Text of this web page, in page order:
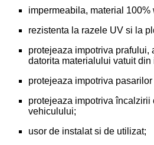
impermeabila, material 100%
rezistenta la razele UV si la
protejeaza impotriva prafului,
datorita materialului vatuit din
protejeaza impotriva
protejeaza impotriva încalzirii
vehiculului;
usor de instalat si de utilizat;